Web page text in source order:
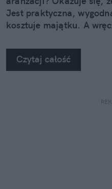
Jest praktyczna,
kosztuje majątku. A
Czytaj całość